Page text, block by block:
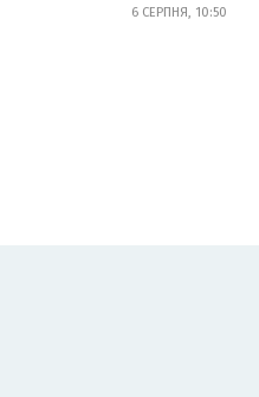
6 СЕРПНЯ, 10:50